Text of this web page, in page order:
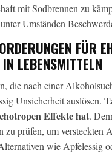
mit Sodbrennen zu
Umständen
FÜR
LEBENSMITTELN
die nach einer
Unsicherheit auslösen.
Effekte hat.
zu prüfen, um
wie Apfelessig